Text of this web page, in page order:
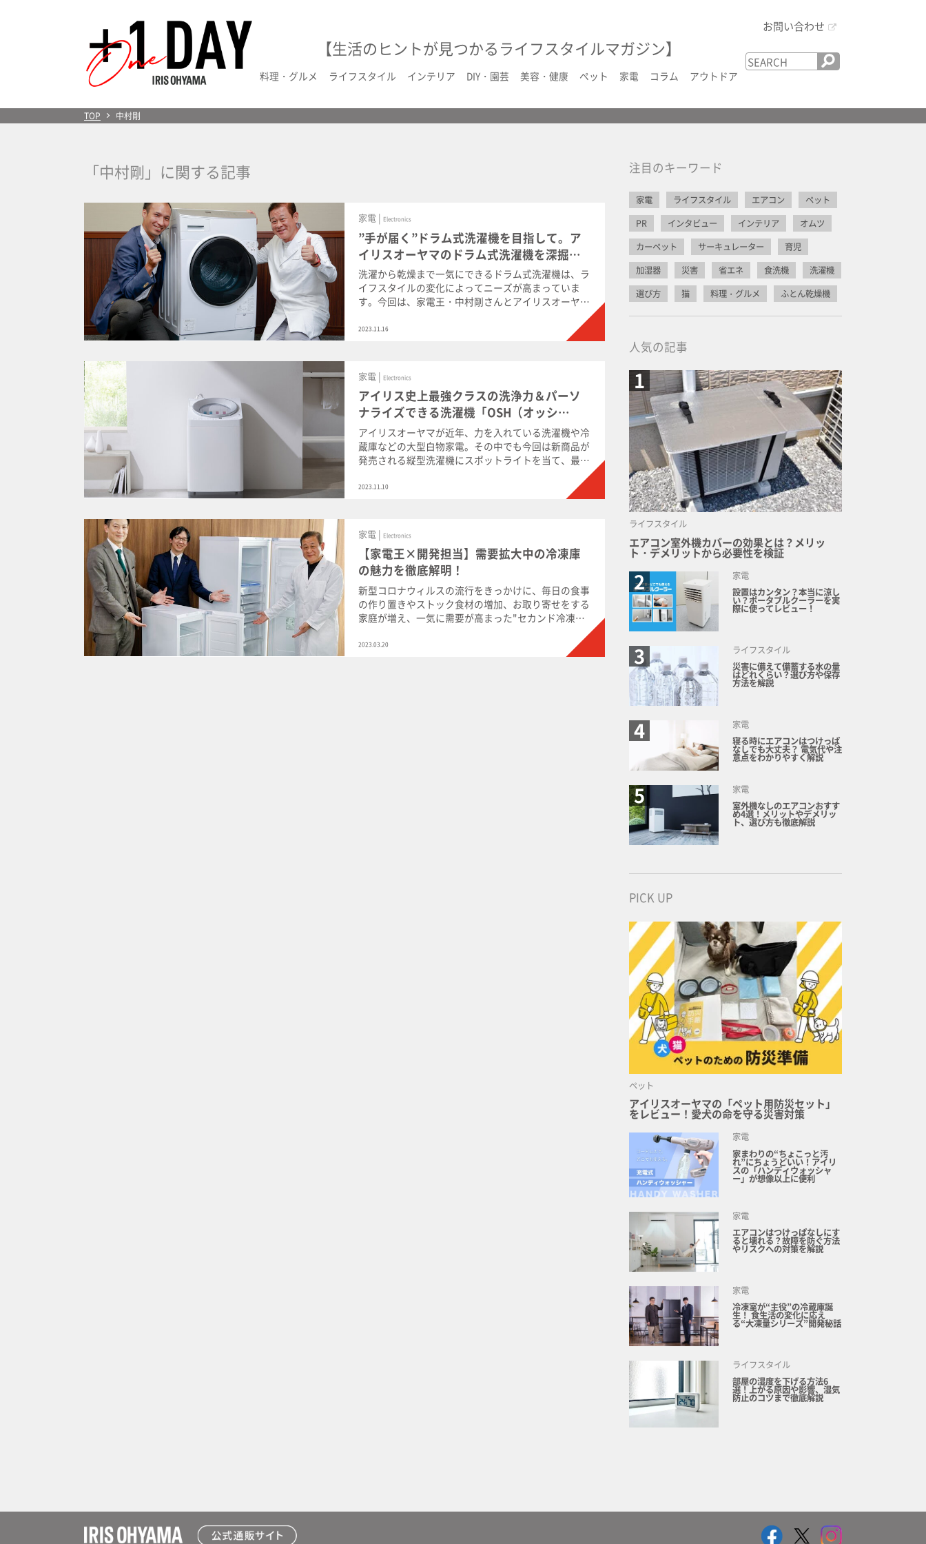
【生活のヒントが見つかるライフスタイルマガジン】
料理・グルメ ライフスタイル インテリア DIY・園芸 美容・健康 ペット 家電 コラム アウトドア
お問い合わせ
TOP ＋1 Day中村剛
「中村剛」に関する記事
家電 |Electronics
”手が届く”ドラム式洗濯機を目指して。ア
イリスオーヤマのドラム式洗濯機を深掘
り！
洗濯から乾燥まで一気にできるドラム式洗濯機は、ラ
イフスタイルの変化によってニーズが高まっていま
す。今回は、家電王・中村剛さんとアイリスオーヤマ
の開発担当者に、現在の洗濯機市場の傾向やユーザー
のニーズについて語ってもらいました。また、アイリ
スオーヤマの目指すドラム式洗濯機や、今後の商品の
2023.11.16
家電 |Electronics
アイリス史上最強クラスの洗浄力＆パーソ
ナライズできる洗濯機「OSH（オッシ
ュ）」とは？
アイリスオーヤマが近年、力を入れている洗濯機や冷
蔵庫などの大型白物家電。その中でも今回は新商品が
発売される縦型洗濯機にスポットライトを当て、最近
のトレンドやニーズを家電王の中村剛さんと担当者が
それぞれの視点から解説します。
2023.11.10
家電 |Electronics
【家電王×開発担当】需要拡大中の冷凍庫
の魅力を徹底解明！
新型コロナウィルスの流行をきっかけに、毎日の食事
の作り置きやストック食材の増加、お取り寄せをする
家庭が増え、一気に需要が高まった"セカンド冷凍
め、サイズ感やデザインも気になるところです。今注
目の冷凍庫について、家電王・中村剛氏とアイリスオ
2023.03.20
注目のキーワード
家電 ライフスタイル エアコン
ペット
PR
インタビュー インテリア
オムツ
カーペット
サーキュレーター
育児
加湿器
災害 省エネ 食洗機
洗濯機
選び方
猫 料理・グルメ ふとん乾燥機
人気の記事
ライフスタイル
エアコン室外機カバーの効果とは？メリッ
ト・デメリットから必要性を検証
家電
設置はカンタン？本当に涼し
い？ポータブルクーラーを実
際に使ってレビュー！
ライフスタイル
災害に備えて備蓄する水の量
はどれくらい？選び方や保存
方法を解説
家電
寝る時にエアコンはつけっぱ
なしでも大丈夫？ 電気代や注
意点をわかりやすく解説
家電
室外機なしのエアコンおすす
め4選！メリットやデメリッ
ト、選び方も徹底解説
PICK UP
ペット
アイリスオーヤマの「ペット用防災セット」
をレビュー！愛犬の命を守る災害対策
家電
家まわりの“ちょこっと汚
れ”にちょうどいい！アイリ
スの「ハンディウォッシャ
ー」が想像以上に便利
家電
エアコンはつけっぱなしにす
ると壊れる？故障を防ぐ方法
やリスクへの対策を解説
家電
冷凍室が“主役”の冷蔵庫誕
生！ 食生活の変化に応え
る“大凍量シリーズ”開発秘話
ライフスタイル
部屋の湿度を下げる方法6
選！上がる原因や影響、湿気
防止のコツまで徹底解説